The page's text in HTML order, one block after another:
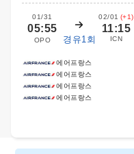
01/31
05:55
OPO 경유1회
02/01 (+1)
11:15
ICN
에어프랑스
에어프랑스
에어프랑스
에어프랑스